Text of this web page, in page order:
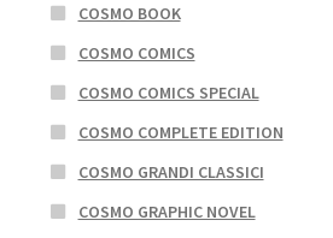
COSMO BOOK
COSMO COMICS
COSMO COMICS SPECIAL
COSMO COMPLETE EDITION
COSMO GRANDI CLASSICI
COSMO GRAPHIC NOVEL